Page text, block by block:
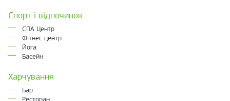
Спорт і відпочинок
СПА Центр
Фітнес центр
Йога
Басейн
Харчування
Бар
Ресторан